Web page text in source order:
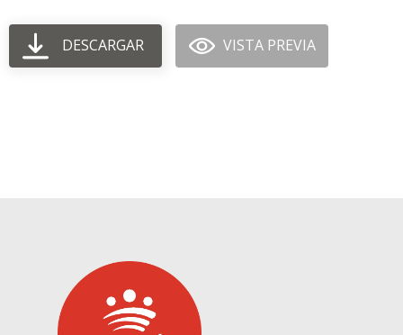
DESCARGAR VISTA PREVIA